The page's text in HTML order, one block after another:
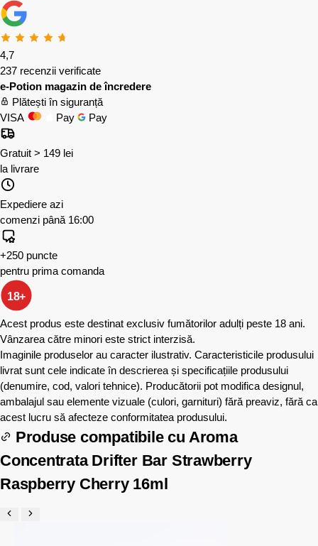
4,7
237 recenzii verificate
e-Potion magazin de încredere
Plătești în siguranță
VISA
Pay Pay
Gratuit > 149 lei
la livrare
Expediere azi
comenzi până 16:00
+250 puncte
pentru prima comanda
18+
Acest produs este destinat exclusiv fumătorilor adulți peste 18 ani.
Vânzarea către minori este strict interzisă.
Imaginile produselor au caracter ilustrativ. Caracteristicile produsului
livrat sunt cele indicate în descrierea și specificațiile produsului
(denumire, cod, valori tehnice). Producătorii pot modifica designul,
ambalajul sau elemente vizuale (culori, garnituri) fără preaviz, fără ca
acest lucru să afecteze conformitatea produsului.
Produse compatibile cu Aroma
Concentrata Drifter Bar Strawberry
Raspberry Cherry 16ml